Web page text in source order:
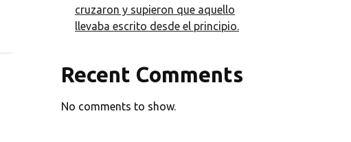
cruzaron y supieron que aquello
llevaba escrito desde el principio.
Recent Comments
No comments to show.